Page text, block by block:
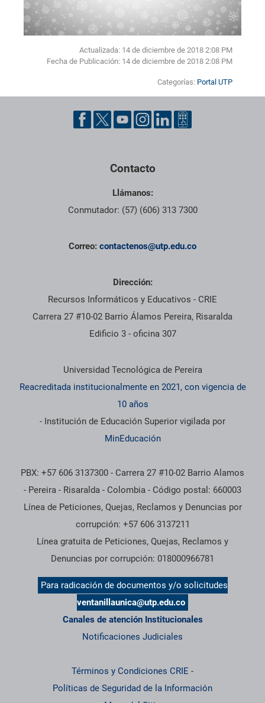
Actualizada: 14 de diciembre de 2018 2:08 PM
Fecha de Publicación: 14 de diciembre de 2018 2:08 PM
Categorías: Portal UTP
Pie de página con información de contacto, redes sociales y
Contacto
Llámanos:
Conmutador: (57) (606) 313 7300
Correo: contactenos@utp.edu.co
Dirección:
Recursos Informáticos y Educativos - CRIE
Carrera 27 #10-02 Barrio Álamos Pereira, Risaralda
Edificio 3 - oficina 307
Información institucional
Universidad Tecnológica de Pereira
Reacreditada institucionalmente en 2021, con vigencia de
10 años
- Institución de Educación Superior vigilada por
MinEducación
PBX: +57 606 3137300 - Carrera 27 #10-02 Barrio Alamos
- Pereira - Risaralda - Colombia - Código postal: 660003
Línea de Peticiones, Quejas, Reclamos y Denuncias por
corrupción: +57 606 3137211
Línea gratuita de Peticiones, Quejas, Reclamos y
Denuncias por corrupción: 018000966781
Para radicación de documentos y/o solicitudes
ventanillaunica@utp.edu.co
Canales de atención Institucionales
Notificaciones Judiciales
Términos y Condiciones CRIE -
Políticas de Seguridad de la Información